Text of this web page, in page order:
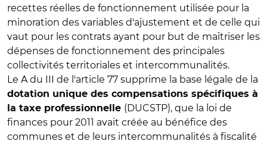
recettes réelles de fonctionnement utilisée pour la
minoration des variables d'ajustement et de celle qui
vaut pour les contrats ayant pour but de maîtriser les
dépenses de fonctionnement des principales
collectivités territoriales et intercommunalités.
Le A du III de l'article 77 supprime la base légale de la
dotation unique des compensations spécifiques à
la taxe professionnelle (DUCSTP), que la loi de
finances pour 2011 avait créée au bénéfice des
communes et de leurs intercommunalités à fiscalité